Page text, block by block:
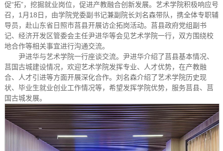
促“拓”，挖掘就业岗位，促进产教融合创新发展。艺术学院积极响应号
召，1月18日，由学院党委副书记兼副院长刘名森带队，携全体专职辅
导员，赴山东省日照市莒县开展访企拓岗活动。莒县政府党组副书
记、经济开发区管委会主任尹进华等会见艺术学院一行，双方围绕校
地合作等相关事宜进行沟通交流。
尹进华与艺术学院一行座谈交流。尹进华介绍了莒县基本情况、
莒国古城建设情况，欢迎艺术学院发挥专业、人才优势，在产教融
合、人才引进等方面开展深化合作。刘名森介绍了艺术学院历史现
状、毕业生就业创业工作情况等，希望发挥学院优势，服务莒县、莒
国古城发展。